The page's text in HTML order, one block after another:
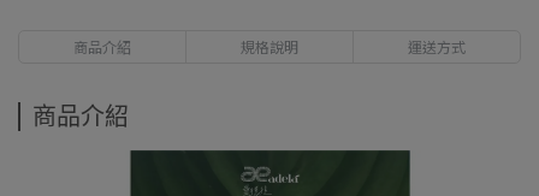
商品介紹 規格說明 運送方式
商品介紹